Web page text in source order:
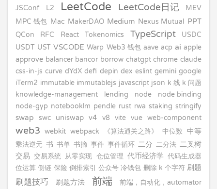
JSConf
L2 LeetCode LeetCode日记
MEV
MPC 钱包 Mac MakerDAO Medium Nexus Mutual
PPT
QCon
RFC React Tokenomics TypeScript
USDC
USDT UST VSCODE Warp Web3 钱包 aave acp ai apple
approve balancer bancor borrow chatgpt chrome claude
css-in-js curve dYdX defi depin dex eslint gemini google
iTerm2 immutable immutablejs javascript json k 线 k 问题
knowledge-management
lending node
node binding
node-gyp notebooklm pendle rust rwa staking stringify
swap swc uniswap v4 v8 vite vue web-component
web3 webkit webpack 《算法通关之路》 中位数
中等
乘法逆元 书 书单 书摘 事件 事件循环 二分 二分法 二叉树
交易 交易系统 从零实现 仓位管理 代币经济学 代码生成器
位运算 侧链 保险 倒排索引 公众号 冷钱包 删除 k 个字符 刷题
刷题技巧 刷题方法 前端 前端，自动化，automator